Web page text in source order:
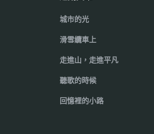
城市的光
滑雪纜車上
走進山，走進平凡
聽歌的時候
回憶裡的小路